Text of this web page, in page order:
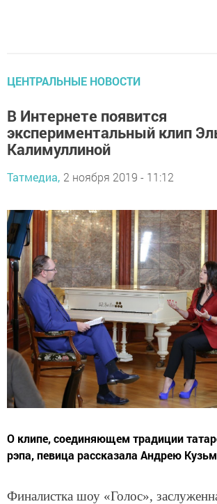
ЦЕНТРАЛЬНЫЕ НОВОСТИ
В Интернете появится
экспериментальный клип
Калимуллиной
Татмедиа, 2 ноября 2019 - 11:12
О клипе, соединяющем традиции
рэпа, певица рассказала Андрею
Финалистка шоу «Голос»,